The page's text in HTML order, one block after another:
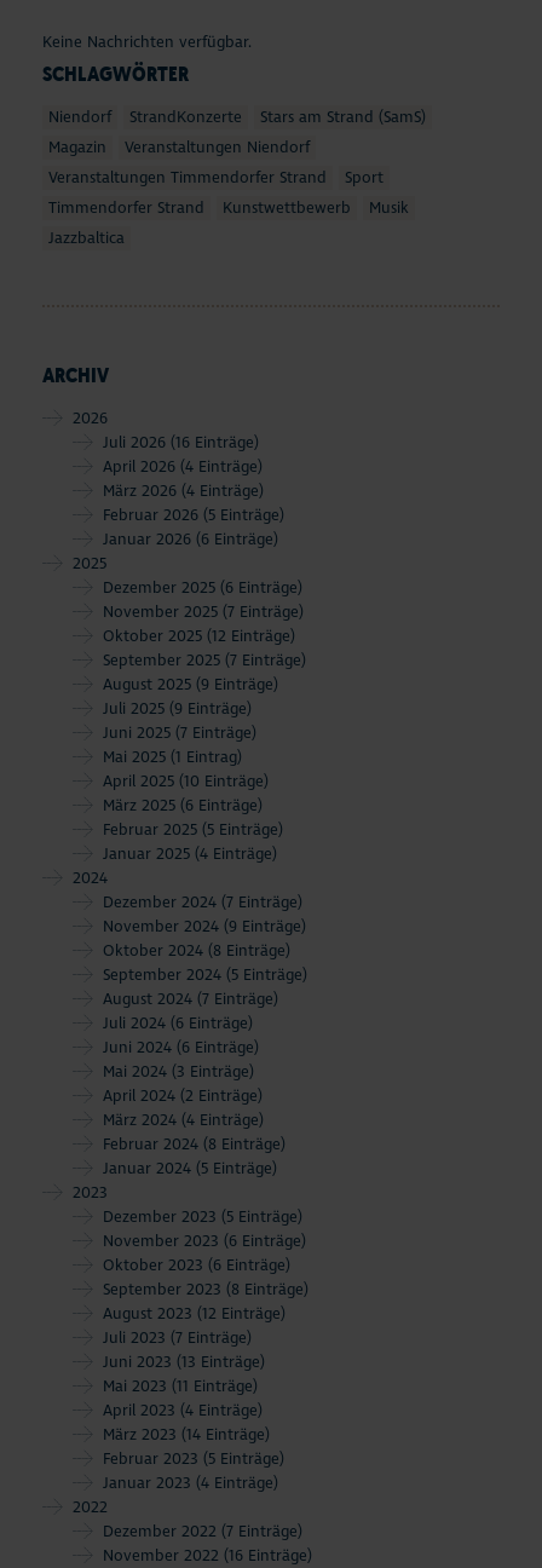
Touren und Erlebnisse
Familienurlaub
#StrandMomente
Business
SCHLAGWÖRTER
Niendorf StrandKonzerte
Stars am Strand (SamS)
Magazin
Veranstaltungen Niendorf
Veranstaltungen Timmendorfer Strand
Sport
Timmendorfer Strand
Kunstwettbewerb
Musik
Jazzbaltica
ARCHIV
2026
Juli 2026 (16 Einträge)
April 2026 (4 Einträge)
März 2026 (4 Einträge)
Februar 2026 (5 Einträge)
Januar 2026 (6 Einträge)
2025
Dezember 2025 (6 Einträge)
November 2025 (7 Einträge)
Oktober 2025 (12 Einträge)
September 2025 (7 Einträge)
August 2025 (9 Einträge)
Juli 2025 (9 Einträge)
Juni 2025 (7 Einträge)
Mai 2025 (1 Eintrag)
April 2025 (10 Einträge)
März 2025 (6 Einträge)
Februar 2025 (5 Einträge)
Januar 2025 (4 Einträge)
2024
Dezember 2024 (7 Einträge)
November 2024 (9 Einträge)
Oktober 2024 (8 Einträge)
September 2024 (5 Einträge)
August 2024 (7 Einträge)
Juli 2024 (6 Einträge)
Juni 2024 (6 Einträge)
Mai 2024 (3 Einträge)
April 2024 (2 Einträge)
März 2024 (4 Einträge)
Februar 2024 (8 Einträge)
Januar 2024 (5 Einträge)
2023
Dezember 2023 (5 Einträge)
November 2023 (6 Einträge)
Oktober 2023 (6 Einträge)
September 2023 (8 Einträge)
August 2023 (12 Einträge)
Juli 2023 (7 Einträge)
Juni 2023 (13 Einträge)
Mai 2023 (11 Einträge)
April 2023 (4 Einträge)
März 2023 (14 Einträge)
Februar 2023 (5 Einträge)
Januar 2023 (4 Einträge)
2022
Dezember 2022 (7 Einträge)
November 2022 (16 Einträge)
Keine Nachrichten verfügbar.